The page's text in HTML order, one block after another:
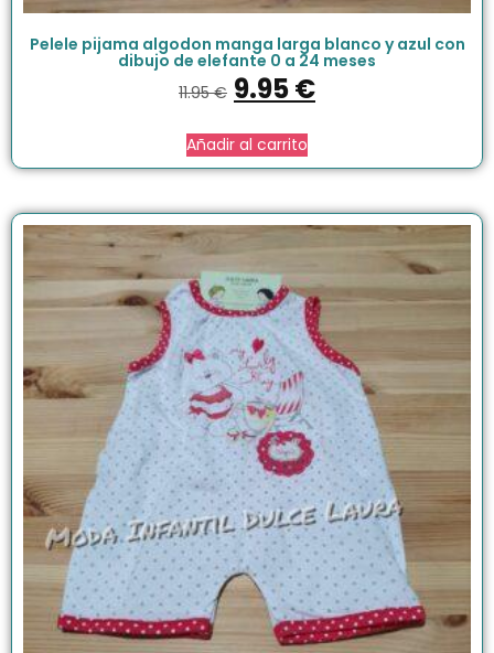
Pelele pijama algodon manga larga blanco y azul con
dibujo de elefante 0 a 24 meses
11.95€ 9.95€
Añadir al carrito